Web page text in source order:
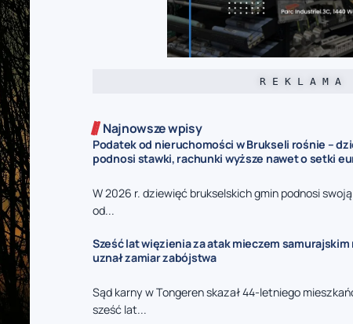
R E K L A M A
Najnowsze wpisy
Podatek od nieruchomości w Brukseli rośnie –
podnosi stawki, rachunki wyższe nawet o setki
W 2026 r. dziewięć brukselskich gmin podnosi
od...
Sześć lat więzienia za atak mieczem samurajskim
uznał zamiar zabójstwa
Sąd karny w Tongeren skazał 44-letniego
sześć lat...